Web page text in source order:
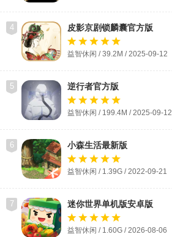
4 皮影京剧锁麟囊官方版
益智休闲 / 39.2M / 2025-09-12
5 逆行者官方版
益智休闲 / 199.4M / 2025-09-12
6 小森生活最新版
益智休闲 / 1.39G / 2022-09-21
7 迷你世界单机版安卓版
益智休闲 / 1.60G / 2026-08-06